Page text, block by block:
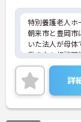
特別養護老人ホ
朝来市と豊岡市
いた法人が母
働き方も相談可
す。
また残業少なめ
間を確保して
少しでも興味を
頂きますので気
詳